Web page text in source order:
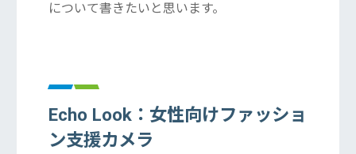
について書きたいと思います。
Echo Look：女性向けファッショ
ン支援カメラ